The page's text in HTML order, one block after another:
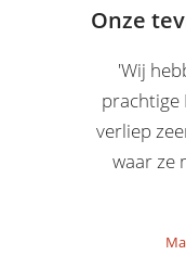
Onze
'Wij
prachtige
verliep
waar ze